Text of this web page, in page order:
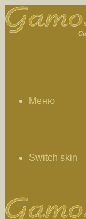
Меню
Switch skin